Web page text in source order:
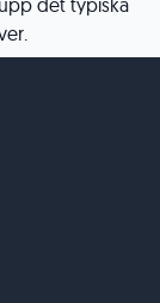
det typiska